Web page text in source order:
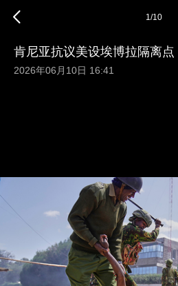
1/10
肯尼亚抗议美设埃博拉隔离
2026年06月10日 16:41